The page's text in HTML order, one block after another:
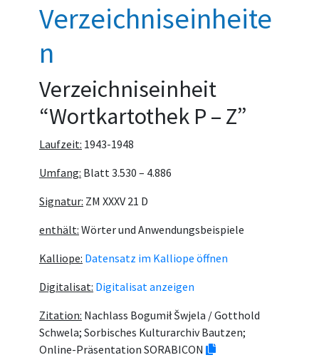
Verzeichniseinheite
n
Verzeichniseinheit
“Wortkartothek P – Z”
Laufzeit: 1943-1948
Umfang: Blatt 3.530 – 4.886
Signatur: ZM XXXV 21 D
enthält: Wörter und Anwendungsbeispiele
Kalliope: Datensatz im Kalliope öffnen
Digitalisat: Digitalisat anzeigen
Zitation: Nachlass Bogumił Šwjela / Gotthold
Schwela; Sorbisches Kulturarchiv Bautzen;
Online-Präsentation SORABICON